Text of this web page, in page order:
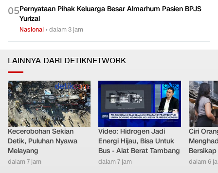
05Pernyataan Pihak Keluarga Besar Almarhum Pasien BPJS
Yurizal
Nasional •dalam 3 jam
LAINNYA DARI DETIKNETWORK
Kecerobohan Sekian
Detik, Puluhan Nyawa
Melayang
dalam 7 jam
Video: Hidrogen Jadi
Energi Hijau, Bisa Untuk
Bus - Alat Berat Tambang
dalam 7 jam
Ciri
dalam 6